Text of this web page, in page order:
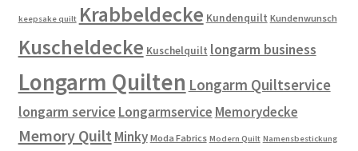
keepsake quilt Krabbeldecke Kundenquilt Kundenwunsch
Kuscheldecke Kuschelquilt longarm business
Longarm Quilten Longarm Quiltservice
longarm service Longarmservice Memorydecke
Memory Quilt Minky Moda Fabrics Modern Quilt Namensbestickung